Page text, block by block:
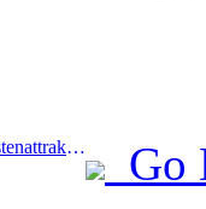
Prev:Der 'Verkehrskodex' der Touristenattraktionen: Ergreife Kinderschuld Unschuld, Ergreife Magen, Ergreife neue Trends und Mode
Go